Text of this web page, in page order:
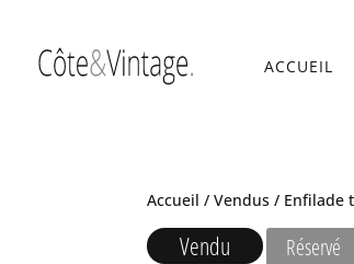
ACCUEIL
Accueil /Vendus / Enfilade
Vendu Réservé